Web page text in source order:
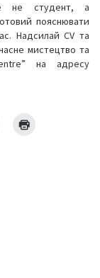
не студент, а
пояснювати
Надсилай CV та
мистецтво та
на адресу